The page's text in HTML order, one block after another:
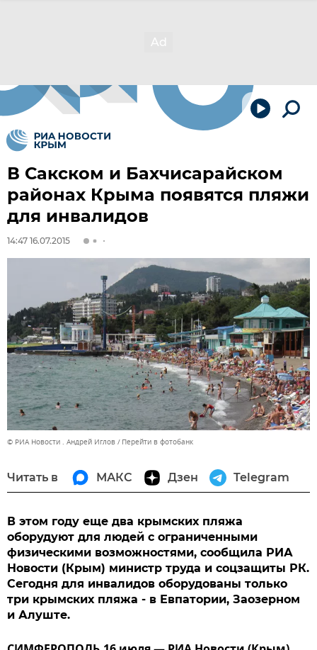
В Сакском и Бахчисарайском
районах Крыма появятся пляжи
для инвалидов
14:47 16.07.2015
© РИА Новости . Андрей Иглов Перейти в фотобанк
Читать в МАКС Дзен Telegram
В этом году еще два крымских пляжа
оборудуют для людей с ограниченными
физическими возможностями, сообщила РИА
Новости (Крым) министр труда и соцзащиты РК.
Сегодня для инвалидов оборудованы только
три крымских пляжа - в Евпатории, Заозерном
и Алуште.